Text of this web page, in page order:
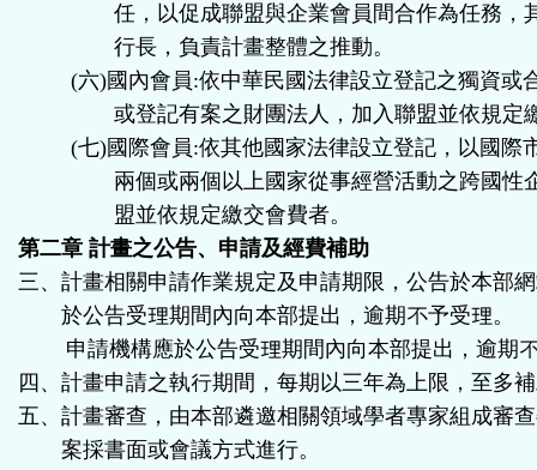
任，以促成聯盟與企業會員間合作為任務，
行長，負責計畫整體之推動。
(六)國內會員:依中華民國法律設立登記之獨資或
或登記有案之財團法人，加入聯盟並依規定
(七)國際會員:依其他國家法律設立登記，以國際
兩個或兩個以上國家從事經營活動之跨國性
盟並依規定繳交會費者。
第二章 計畫之公告、申請及經費補助
三、計畫相關申請作業規定及申請期限，公告於本部
於公告受理期間內向本部提出，逾期不予受理。
申請機構應於公告受理期間內向本部提出，逾期
四、計畫申請之執行期間，每期以三年為上限，至多
五、計畫審查，由本部遴邀相關領域學者專家組成審
案採書面或會議方式進行。